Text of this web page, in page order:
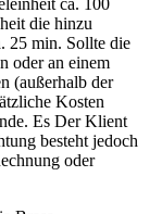
die hinzu
25 min. Sollte die
oder an einem
(außerhalb der
Kosten
Es Der Klient
besteht jedoch
oder